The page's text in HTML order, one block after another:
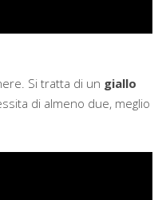
Si tratta di un giallo
di almeno due, meglio